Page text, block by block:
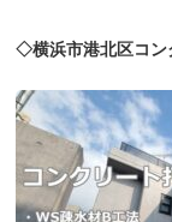
◇横浜市港北区コン